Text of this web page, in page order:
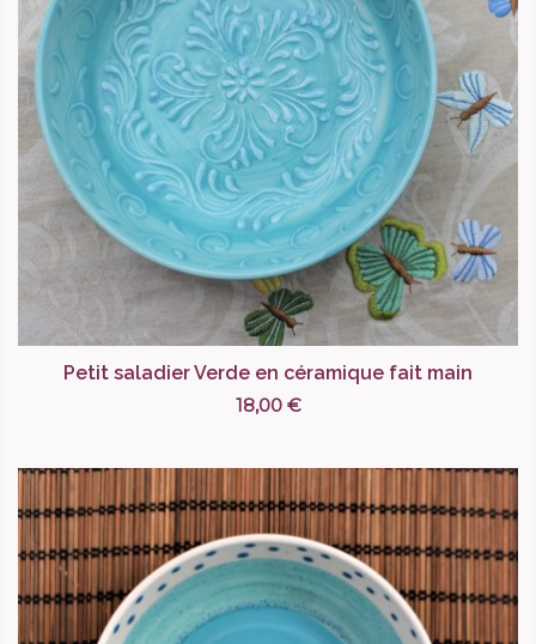
Petit saladier Verde en céramique fait main
18,00 €